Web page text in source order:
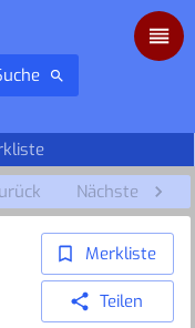
Nächste
Merkliste
Teilen